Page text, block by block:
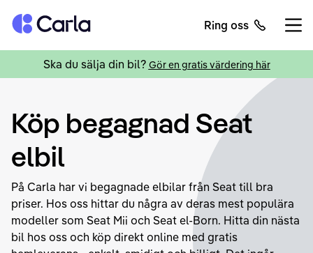
Tillbaka till startsidan Ring oss
Ska du sälja din bil? Gör en gratis värdering här
Köp begagnad Seat
elbil
På Carla har vi begagnade elbilar från Seat till bra
priser. Hos oss hittar du några av deras mest populära
modeller som Seat Mii och Seat el-Born. Hitta din nästa
bil hos oss och köp direkt online med gratis